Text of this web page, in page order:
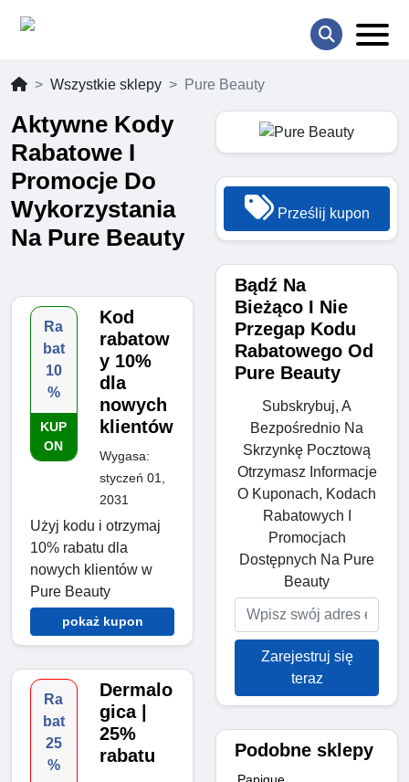
Wszystkie sklepy Pure Beauty
Aktywne Kody
Rabatowe I
Promocje Do
Wykorzystania
Na Pure Beauty
Ra
bat
10
%
KUP
ON
Kod
rabatow
y 10%
dla
nowych
klientów
Wygasa:
styczeń 01,
2031
Użyj kodu i otrzymaj
10% rabatu dla
nowych klientów w
Pure Beauty
pokaż kupon
Ra
bat
25
%
Dermalo
gica |
25%
rabatu
Prześlij kupon
Bądź Na
Bieżąco I Nie
Przegap Kodu
Rabatowego Od
Pure Beauty
Subskrybuj, A
Bezpośrednio Na
Skrzynkę Pocztową
Otrzymasz Informacje
O Kuponach, Kodach
Rabatowych I
Promocjach
Dostępnych Na Pure
Beauty
Zarejestruj się
teraz
Podobne sklepy